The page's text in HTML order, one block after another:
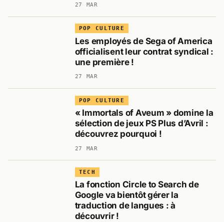
27 MAR
POP CULTURE
Les employés de Sega of America
officialisent leur contrat syndical :
une première !
27 MAR
POP CULTURE
« Immortals of Aveum » domine la
sélection de jeux PS Plus d’Avril :
découvrez pourquoi !
27 MAR
TECH
La fonction Circle to Search de
Google va bientôt gérer la
traduction de langues : à
découvrir !